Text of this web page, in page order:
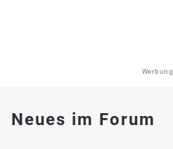
Werbung
Neues im Forum